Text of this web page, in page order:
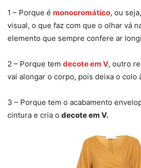
1 – Porque é monocromático, ou
visual, o que faz com que o olhar vá
elemento que sempre confere ar
2 – Porque tem decote em V, outro
vai alongar o corpo, pois deixa o colo
3 – Porque tem o acabamento
cintura e cria o decote em V.